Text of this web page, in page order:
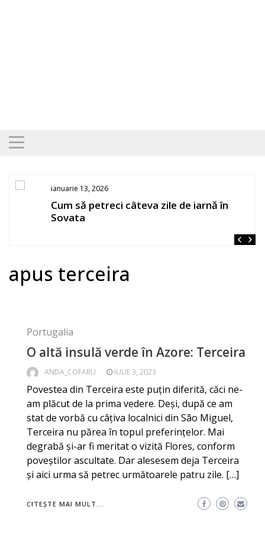
ianuarie 13, 2026
Cum să petreci câteva zile de iarnă în
Sovata
apus terceira
Portugalia
O altă insulă verde în Azore: Terceira
ANDA_COFARU IULIE 3, 2023
Povestea din Terceira este puțin diferită, căci ne-
am plăcut de la prima vedere. Deși, după ce am
stat de vorbă cu câțiva localnici din São Miguel,
Terceira nu părea în topul preferințelor. Mai
degrabă și-ar fi meritat o vizită Flores, conform
poveștilor ascultate. Dar alesesem deja Terceira
și aici urma să petrec următoarele patru zile. […]
CITEȘTE MAI MULT...